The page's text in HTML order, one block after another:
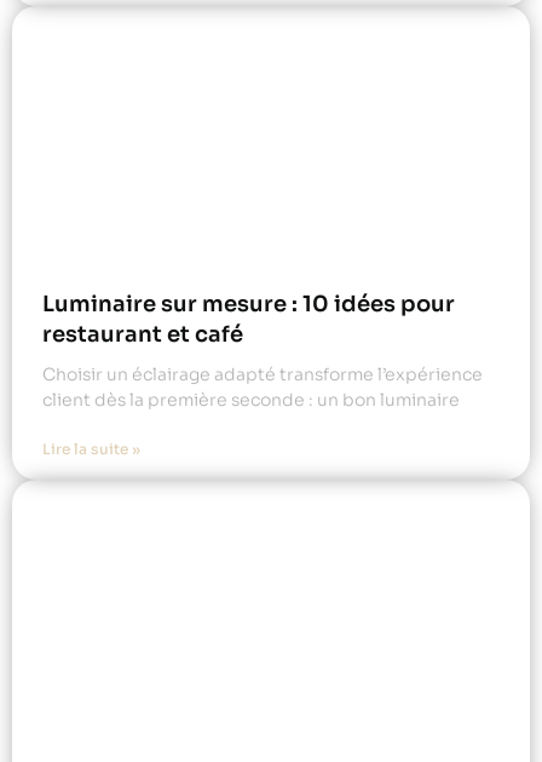
Luminaire sur mesure : 10 idées pour
restaurant et café
Choisir un éclairage adapté transforme l’expérience
client dès la première seconde : un bon luminaire
Lire la suite »